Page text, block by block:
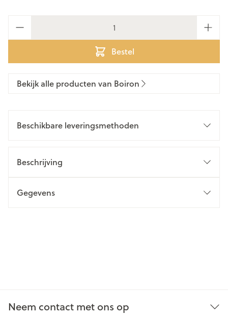
Bestel
Bekijk alle producten van Boiron
Beschikbare leveringsmethoden
Beschrijving
Gegevens
Neem contact met ons op